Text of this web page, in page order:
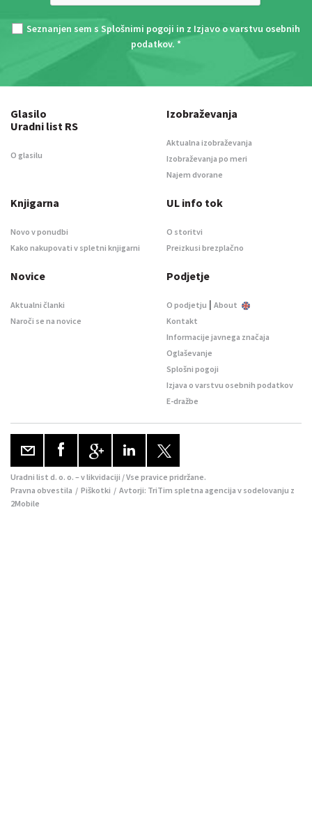
Seznanjen sem s Splošnimi pogoji in z Izjavo o varstvu osebnih
podatkov. *
Glasilo
Uradni list RS
O glasilu
Izobraževanja
Aktualna izobraževanja
Izobraževanja po meri
Najem dvorane
Knjigarna
Novo v ponudbi
Kako nakupovati v spletni knjigarni
UL info tok
O storitvi
Preizkusi brezplačno
Novice
Aktualni članki
Naroči se na novice
Podjetje
O podjetju | About
Kontakt
Informacije javnega značaja
Oglaševanje
Splošni pogoji
Izjava o varstvu osebnih podatkov
E-dražbe
Uradni list d. o. o. – v likvidaciji / Vse pravice pridržane.
Pravna obvestila / Piškotki / Avtorji: TriTim spletna agencija v sodelovanju z
2Mobile